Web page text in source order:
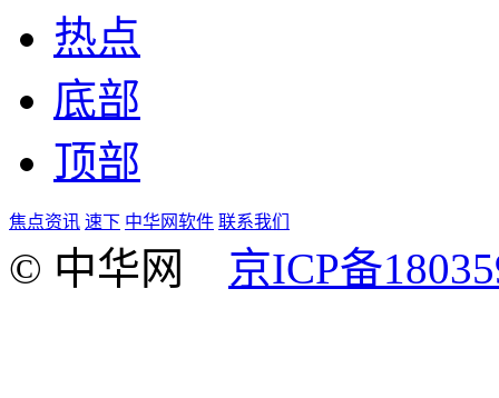
热点
底部
顶部
焦点资讯 速下 中华网软件 联系我们
© 中华网 京ICP备